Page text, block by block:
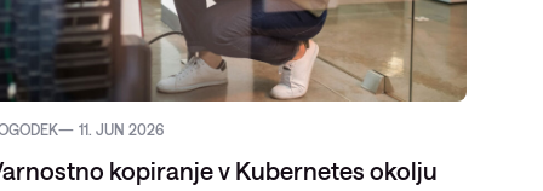
11. JUN 2026
kopiranje v Kubernetes okolju